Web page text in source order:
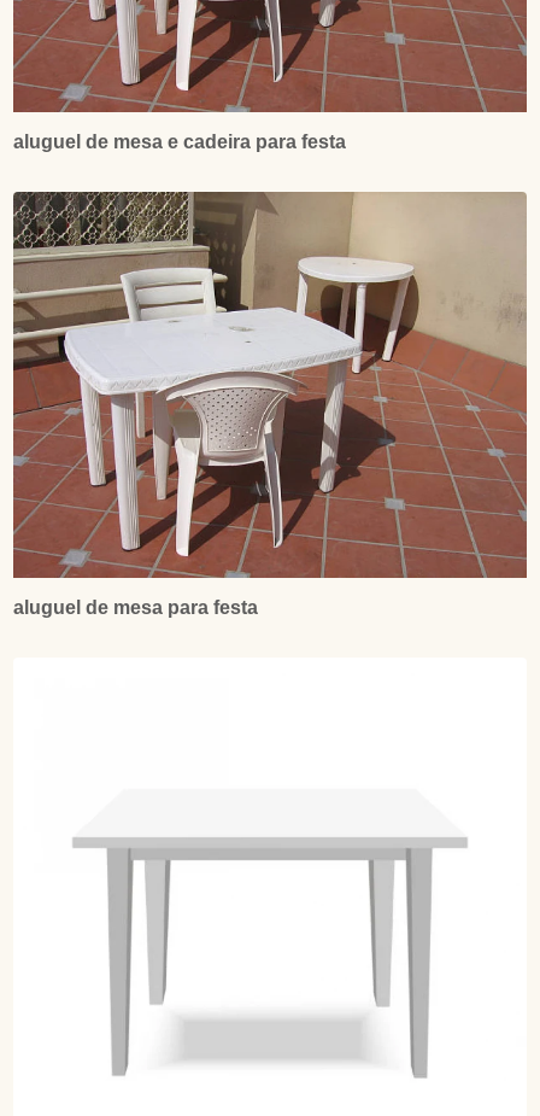
aluguel de mesa e cadeira para festa
aluguel de mesa para festa